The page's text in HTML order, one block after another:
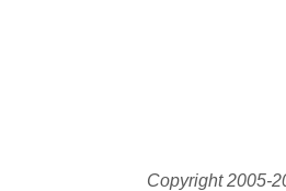
Copyright 2005-